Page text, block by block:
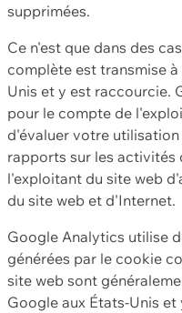
supprimées.
Ce n'est que dans des
complète est transmise
Unis et y est raccourcie.
pour le compte de
d'évaluer votre
rapports sur les activités
l'exploitant du site web
du site web et d'Internet.
Google Analytics utilise
générées par le cookie
site web sont
Google aux États-Unis